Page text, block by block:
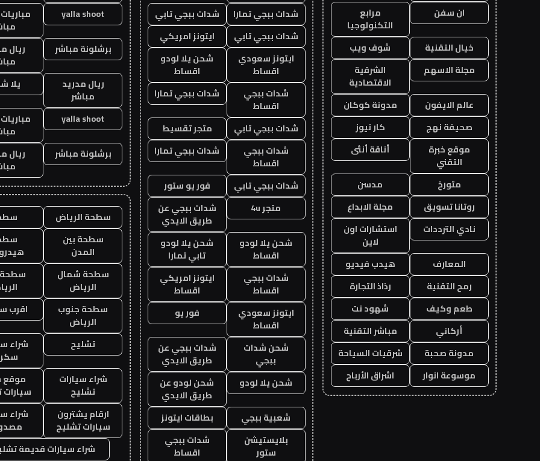
ان سفن
مرابع
التكنولوجيا
خيال التقنية
شوف ويب
مجلة الاسهم
الشرقية
الاقتصادية
عالم الايفون
مدونة كوكان
صحيفة نهج
كار نيوز
موقع خبرة
التقني
أناقة أنثى
متورخ
مدسن
روتانا تسويق
مجلة الابداع
نادي الترددات
استشارات اون
لاين
المعارف
هيدب فيديو
رمح التقنية
رذاذ التجارة
طعم وكيف
شهود نت
أركاني
مباشر التقنية
مدونة صحبة
شرقيات السياحة
موسوعة انوار
اشراق الأرباح
شدات ببجي تمارا
شدات ببجي تابي
شدات ببجي تابي
ايتونز امريكي
ايتونز سعودي
اقساط
شحن يلا لودو
اقساط
شدات ببجي
اقساط
شدات ببجي تمارا
شدات ببجي تابي
متجر تقسيط
شدات ببجي
اقساط
شدات ببجي تمارا
شدات ببجي تابي
فور يو ستور
متجر 4u
شدات ببجي عن
طريق الايدي
شحن يلا لودو
اقساط
شحن يلا لودو
تابي تمارا
شدات ببجي
اقساط
ايتونز امريكي
اقساط
ايتونز سعودي
اقساط
فور يو
شحن شدات
ببجي
شدات ببجي عن
طريق الايدي
شحن يلا لودو
شحن لودو عن
طريق الايدي
شعبية ببجي
بطاقات ايتونز
بلايستيشن
ستور
شدات ببجي
اقساط
yalla shoot
برشلونة مباشر
ريال
ريال مدريد
مباشر
يلا
yalla shoot
برشلونة مباشر
ريال
سطحة الرياض
سطحة بين
المدن
سطحة شمال
الرياض
سطحة جنوب
الرياض
اقرب
تشليح
شراء
شراء سيارات
تشليح
موقع
ارقام يشترون
سيارات تشليح
شراء
شراء سيارات قديمة